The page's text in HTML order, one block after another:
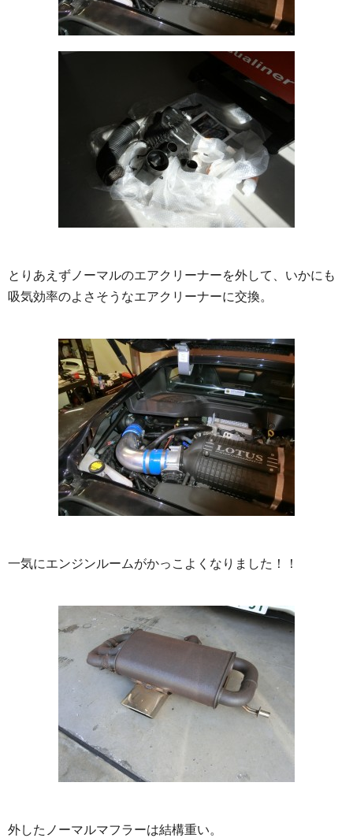
とりあえずノーマルのエアクリーナーを外して、いかにも
吸気効率のよさそうなエアクリーナーに交換。
一気にエンジンルームがかっこよくなりました！！
外したノーマルマフラーは結構重い。